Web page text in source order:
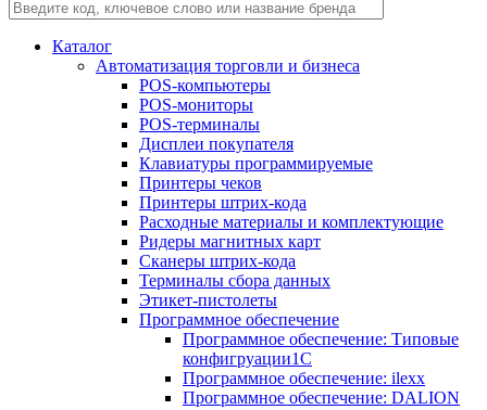
Каталог
Автоматизация торговли и бизнеса
POS-компьютеры
POS-мониторы
POS-терминалы
Дисплеи покупателя
Клавиатуры программируемые
Принтеры чеков
Принтеры штрих-кода
Расходные материалы и комплектующие
Ридеры магнитных карт
Сканеры штрих-кода
Терминалы сбора данных
Этикет-пистолеты
Программное обеспечение
Программное обеспечение: Типовые
конфигруации1С
Программное обеспечение: ilexx
Программное обеспечение: DALION